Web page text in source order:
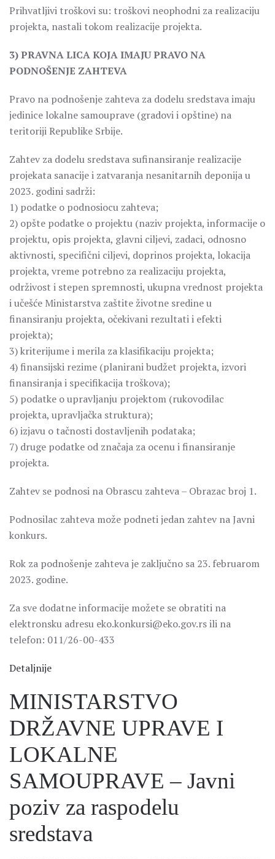
Prihvatljivi troškovi su: troškovi neophodni za realizaciju
projekta, nastali tokom realizacije projekta.
3) PRAVNA LICA KOJA IMAJU PRAVO NA
PODNOŠENJE ZAHTEVA
Pravo na podnošenje zahteva za dodelu sredstava imaju
jedinice lokalne samouprave (gradovi i opštine) na
teritoriji Republike Srbije.
Zahtev za dodelu sredstava sufinansiranje realizacije
projekata sanacije i zatvaranja nesanitarnih deponija u
2023. godini sadrži:
1) podatke o podnosiocu zahteva;
2) opšte podatke o projektu (naziv projekta, informacije o
projektu, opis projekta, glavni ciljevi, zadaci, odnosno
aktivnosti, specifični ciljevi, doprinos projekta, lokacija
projekta, vreme potrebno za realizaciju projekta,
održivost i stepen spremnosti, ukupna vrednost projekta
i učešće Ministarstva zaštite životne sredine u
finansiranju projekta, očekivani rezultati i efekti
projekta);
3) kriterijume i merila za klasifikaciju projekta;
4) finansijski rezime (planirani budžet projekta, izvori
finansiranja i specifikacija troškova);
5) podatke o upravljanju projektom (rukovodilac
projekta, upravljačka struktura);
6) izjavu o tačnosti dostavljenih podataka;
7) druge podatke od značaja za ocenu i finansiranje
projekta.
Zahtev se podnosi na Obrascu zahteva – Obrazac broj 1.
Podnosilac zahteva može podneti jedan zahtev na Javni
konkurs.
Rok za podnošenje zahteva je zaključno sa 23. februarom
2023. godine.
Za sve dodatne informacije možete se obratiti na
elektronsku adresu eko.konkursi@eko.gov.rs ili na
telefon: 011/26-00-433
Detaljnije
MINISTARSTVO
DRŽAVNE UPRAVE I
LOKALNE
SAMOUPRAVE – Javni
poziv za raspodelu
sredstava